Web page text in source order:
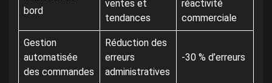
bord
ventes et
tendances
réactivité
commerciale
Gestion
automatisée
des commandes
Réduction des
erreurs
administratives
-30 % d’erreurs